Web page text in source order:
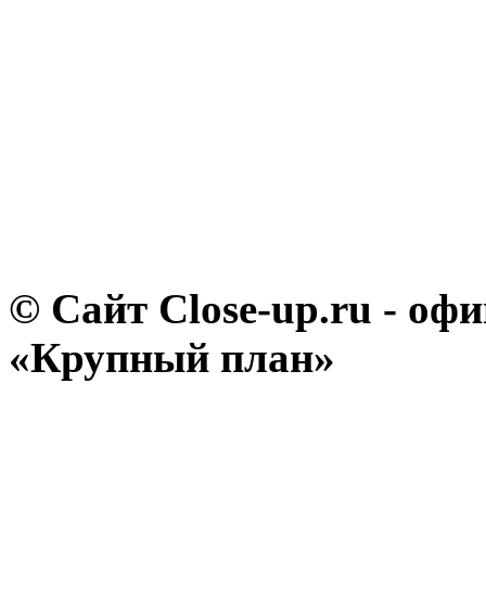
© Сайт Close-up.ru -
«Крупный план»